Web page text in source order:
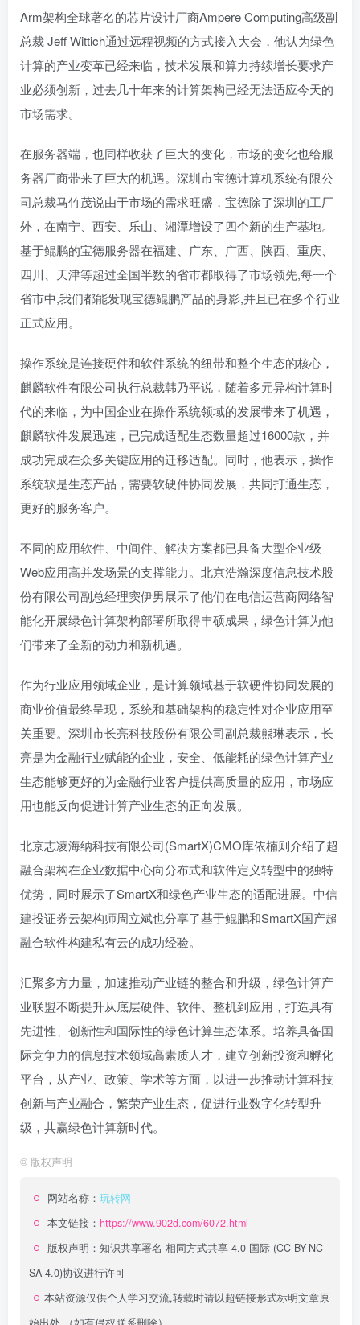
Arm架构全球著名的芯片设计厂商Ampere Computing高级副
总裁 Jeff Wittich通过远程视频的方式接入大会，他认为绿色
计算的产业变革已经来临，技术发展和算力持续增长要求产
业必须创新，过去几十年来的计算架构已经无法适应今天的
市场需求。
在服务器端，也同样收获了巨大的变化，市场的变化也给服
务器厂商带来了巨大的机遇。深圳市宝德计算机系统有限公
司总裁马竹茂说由于市场的需求旺盛，宝德除了深圳的工厂
外，在南宁、西安、乐山、湘潭增设了四个新的生产基地。
基于鲲鹏的宝德服务器在福建、广东、广西、陕西、重庆、
四川、天津等超过全国半数的省市都取得了市场领先,每一个
省市中,我们都能发现宝德鲲鹏产品的身影,并且已在多个行业
正式应用。
操作系统是连接硬件和软件系统的纽带和整个生态的核心，
麒麟软件有限公司执行总裁韩乃平说，随着多元异构计算时
代的来临，为中国企业在操作系统领域的发展带来了机遇，
麒麟软件发展迅速，已完成适配生态数量超过16000款，并
成功完成在众多关键应用的迁移适配。同时，他表示，操作
系统软是生态产品，需要软硬件协同发展，共同打通生态，
更好的服务客户。
不同的应用软件、中间件、解决方案都已具备大型企业级
Web应用高并发场景的支撑能力。北京浩瀚深度信息技术股
份有限公司副总经理窦伊男展示了他们在电信运营商网络智
能化开展绿色计算架构部署所取得丰硕成果，绿色计算为他
们带来了全新的动力和新机遇。
作为行业应用领域企业，是计算领域基于软硬件协同发展的
商业价值最终呈现，系统和基础架构的稳定性对企业应用至
关重要。深圳市长亮科技股份有限公司副总裁熊琳表示，长
亮是为金融行业赋能的企业，安全、低能耗的绿色计算产业
生态能够更好的为金融行业客户提供高质量的应用，市场应
用也能反向促进计算产业生态的正向发展。
北京志凌海纳科技有限公司(SmartX)CMO库依楠则介绍了超
融合架构在企业数据中心向分布式和软件定义转型中的独特
优势，同时展示了SmartX和绿色产业生态的适配进展。中信
建投证券云架构师周立斌也分享了基于鲲鹏和SmartX国产超
融合软件构建私有云的成功经验。
汇聚多方力量，加速推动产业链的整合和升级，绿色计算产
业联盟不断提升从底层硬件、软件、整机到应用，打造具有
先进性、创新性和国际性的绿色计算生态体系。培养具备国
际竞争力的信息技术领域高素质人才，建立创新投资和孵化
平台，从产业、政策、学术等方面，以进一步推动计算科技
创新与产业融合，繁荣产业生态，促进行业数字化转型升
级，共赢绿色计算新时代。
© 版权声明
网站名称： 玩转网
本文链接： https://www.902d.com/6072.html
版权声明： 知识共享署名-相同方式共享 4.0 国际 (CC BY-NC-
SA 4.0)协议进行许可
本站资源仅供个人学习交流,转载时请以超链接形式标明文章原